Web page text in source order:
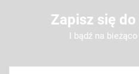
Zapisz się
I bądź na